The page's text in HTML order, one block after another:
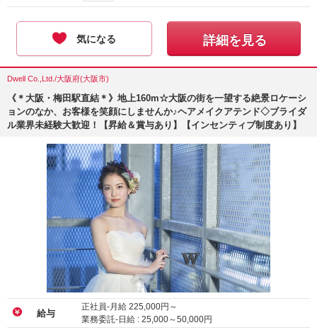
気になる 詳細を見る
Dwell Co.,Ltd./大阪府(大阪市)
《＊大阪・梅田駅直結＊》地上160m☆大阪の街を一望する絶景ロケーシ
ョンのなか、お客様を笑顔にしませんか♪ヘアメイクアテンド◇ブライダ
ル業界未経験大歓迎！【昇給＆賞与あり】【インセンティブ制度あり】
給与
正社員-月給 225,000円～
業務委託-日給 : 25,000～50,000円